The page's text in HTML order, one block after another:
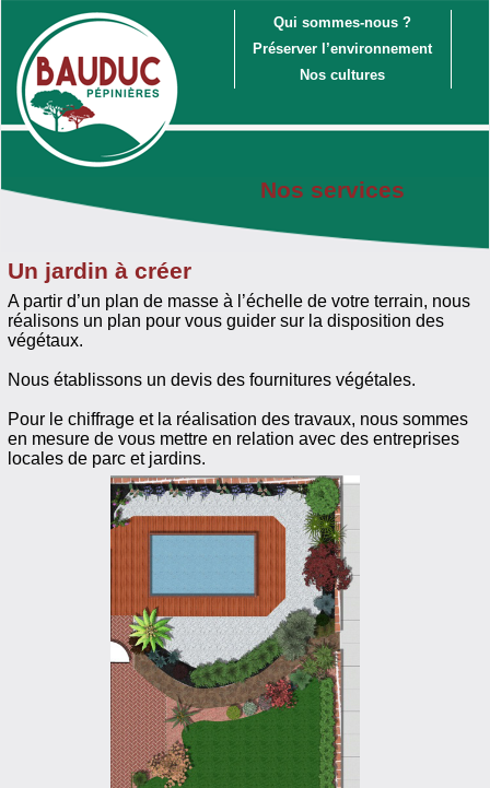
Un jardin à créer
A partir d’un plan de masse à l’échelle de votre terrain, nous
réalisons un plan pour vous guider sur la disposition des
végétaux.
Nous établissons un devis des fournitures végétales.
Pour le chiffrage et la réalisation des travaux, nous sommes
en mesure de vous mettre en relation avec des entreprises
locales de parc et jardins.
Nos services
Qui sommes-nous ?
Préserver l’environnement
Nos cultures